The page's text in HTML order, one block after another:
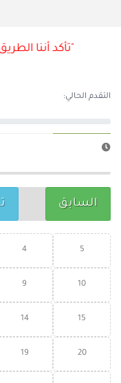
"تأكد أننا
التقدم الحالي:
السابق
4 5
9 10
14 15
19 20